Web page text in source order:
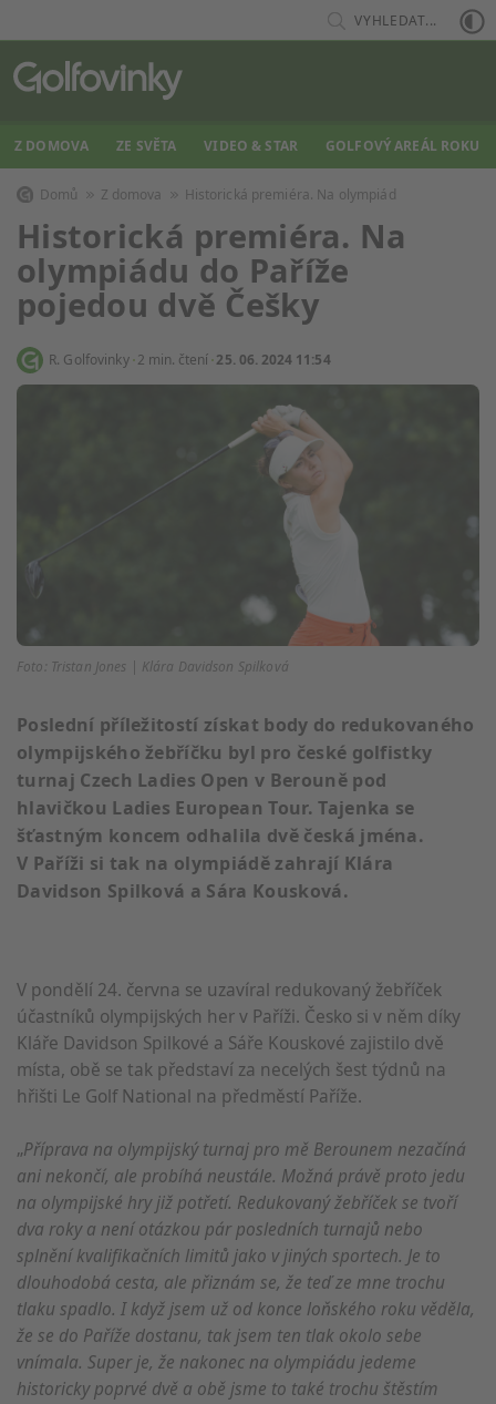
VYHLEDAT...
Z DOMOVA ZE SVĚTA VIDEO & STAR GOLFOVÝ AREÁL ROKU
Domů Z domova Historická premiéra. Na olympiád
Historická premiéra. Na
olympiádu do Paříže
pojedou dvě Češky
R. Golfovinky 2 min. čtení 25. 06. 2024 11:54
Foto: Tristan Jones | Klára Davidson Spilková
Poslední příležitostí získat body do redukovaného
olympijského žebříčku byl pro české golfistky
turnaj Czech Ladies Open v Berouně pod
hlavičkou Ladies European Tour. Tajenka se
šťastným koncem odhalila dvě česká jména.
V Paříži si tak na olympiádě zahrají Klára
Davidson Spilková a Sára Kousková.
V pondělí 24. června se uzavíral redukovaný žebříček
účastníků olympijských her v Paříži. Česko si v něm díky
Kláře Davidson Spilkové a Sáře Kouskové zajistilo dvě
místa, obě se tak představí za necelých šest týdnů na
hřišti Le Golf National na předměstí Paříže.
„Příprava na olympijský turnaj pro mě Berounem nezačíná
ani nekončí, ale probíhá neustále. Možná právě proto jedu
na olympijské hry již potřetí. Redukovaný žebříček se tvoří
dva roky a není otázkou pár posledních turnajů nebo
splnění kvalifikačních limitů jako v jiných sportech. Je to
dlouhodobá cesta, ale přiznám se, že teď ze mne trochu
tlaku spadlo. I když jsem už od konce loňského roku věděla,
že se do Paříže dostanu, tak jsem ten tlak okolo sebe
vnímala. Super je, že nakonec na olympiádu jedeme
historicky poprvé dvě a obě jsme to také trochu štěstím